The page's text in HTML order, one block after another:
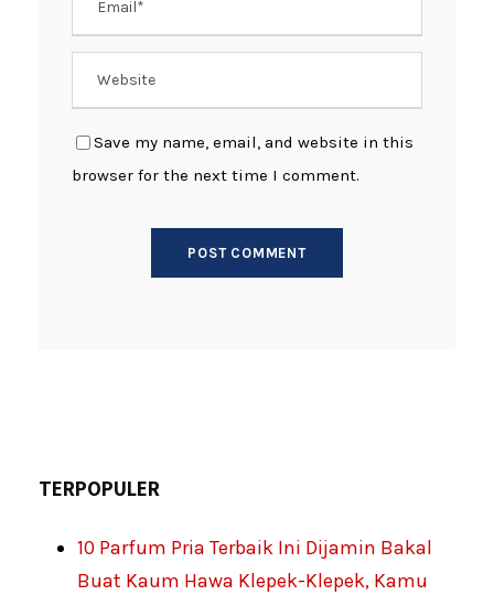
Save my name, email, and website in this
browser for the next time I comment.
TERPOPULER
10 Parfum Pria Terbaik Ini Dijamin Bakal
Buat Kaum Hawa Klepek-Klepek, Kamu